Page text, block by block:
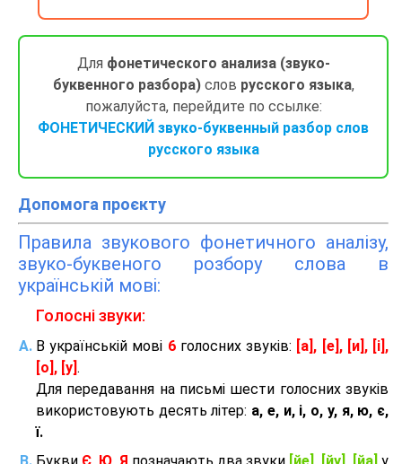
Для фонетического анализа (звуко-
буквенного разбора)слов русского языка,
пожалуйста, перейдите по ссылке:
ФОНЕТИЧЕСКИЙ звуко-буквенный разбор слов
русского языка
Допомога проєкту
Правила звукового фонетичного аналізу,
звуко-буквеного розбору слова в
українській мові:
Голосні звуки:
В українській мові 6голосних звуків:
[а], [е], [и], [і],
[о], [у] .
Для передавання на письмі шести голосних звуків
використовують десять літер: а, е, и, і, о, у, я, ю, є,
ї.